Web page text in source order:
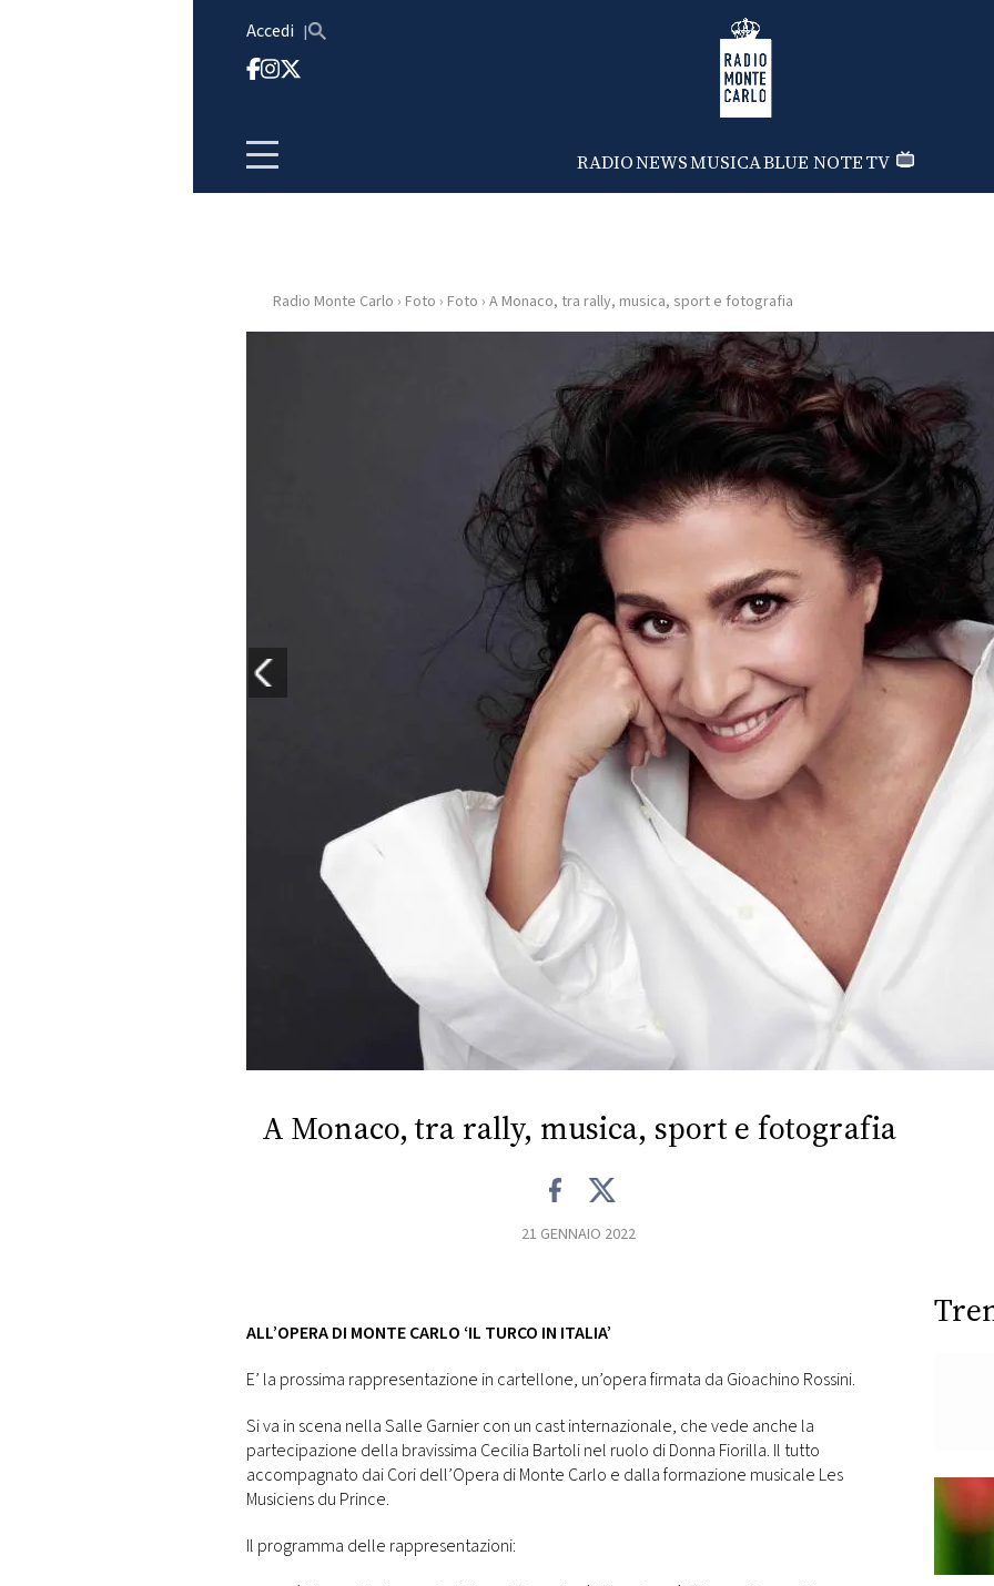
Accedi Radio Monte Carlo
RADIONEWSMUSICABLUE NOTETV
HOME
FOTO
CONSIGLIA
Radio Monte Carlo › Foto › Foto › A Monaco, tra rally, musica, sport e fotografia
A Monaco, tra rally, musica, sport e fotografia
21 GENNAIO 2022
ALL’OPERA DI MONTE CARLO ‘IL TURCO IN ITALIA’
E’ la prossima rappresentazione in cartellone, un’opera firmata da Gioachino Rossini.
Si va in scena nella Salle Garnier con un cast internazionale, che vede anche la
partecipazione della bravissima Cecilia Bartoli nel ruolo di Donna Fiorilla. Il tutto
accompagnato dai Cori dell’Opera di Monte Carlo e dalla formazione musicale Les
Musiciens du Prince.
Il programma delle rappresentazioni: